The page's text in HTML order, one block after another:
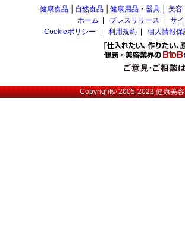
健康食品 自然食品 健康用品・器具 美容
ホーム
プレスリリース
サ
Cookieポリシー
利用規約 個人情報
Copyright© 2005-2023健康美